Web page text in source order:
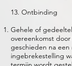
13. Ontbinding
Gehele of
overeenkomst
geschieden na
ingebrekestelling